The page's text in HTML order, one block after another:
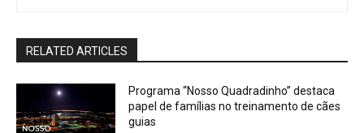
RELATED ARTICLES
Programa “Nosso Quadradinho” destaca
papel de famílias no treinamento de cães
guias